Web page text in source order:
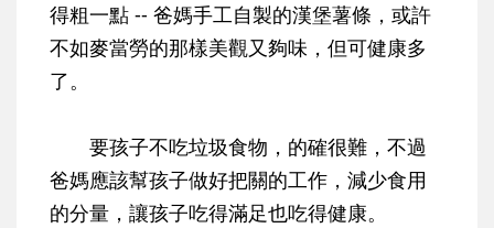
得粗一點 -- 爸媽手工自製的漢堡薯條，或許
不如麥當勞的那樣美觀又夠味，但可健康多
了。
要孩子不吃垃圾食物，的確很難，不過
爸媽應該幫孩子做好把關的工作，減少食用
的分量，讓孩子吃得滿足也吃得健康。